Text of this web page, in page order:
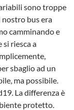
sono troppe
nostro bus era
camminando e
riesca a
sbaglio ad un
ma possibile.
La differenza è
protetto.